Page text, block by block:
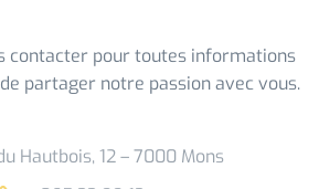
contacter pour toutes informations
partager notre passion avec vous.
Hautbois, 12 – 7000 Mons